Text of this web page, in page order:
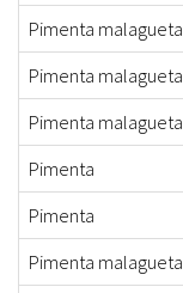
Pimenta malagueta
Pimenta malagueta
Pimenta malagueta
Pimenta
Pimenta
Pimenta malagueta